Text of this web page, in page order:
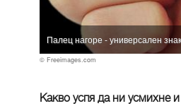
Палец нагоре - универсален
© Freeimages.com
Какво успя да ни усмихне